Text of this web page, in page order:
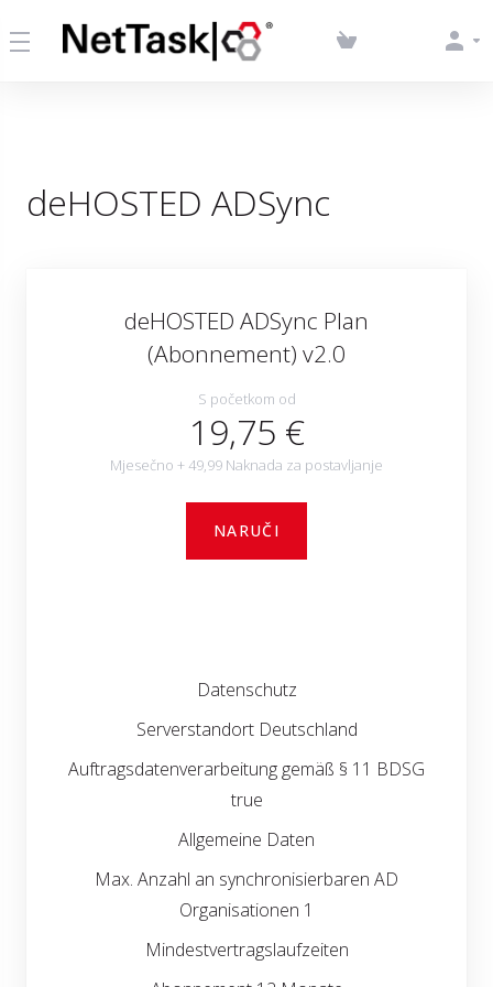
deHOSTED ADSync
deHOSTED ADSync Plan
(Abonnement) v2.0
S početkom od
19,75 €
Mjesečno + 49,99 Naknada za postavljanje
NARUČI
Datenschutz
Serverstandort Deutschland
Auftragsdatenverarbeitung gemäß § 11 BDSG
true
Allgemeine Daten
Max. Anzahl an synchronisierbaren AD
Organisationen 1
Mindestvertragslaufzeiten